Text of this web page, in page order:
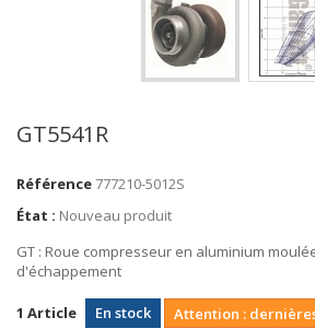
GT5541R
Référence 777210-5012S
État : Nouveau produit
GT : Roue compresseur en aluminium
d'échappement
1 Article En stock Attention :